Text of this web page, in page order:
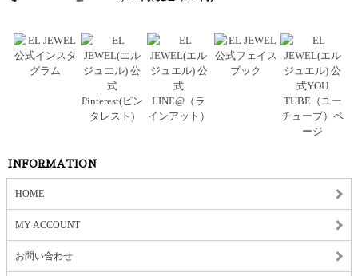
INFORMATION
HOME
MY ACCOUNT
お問い合わせ